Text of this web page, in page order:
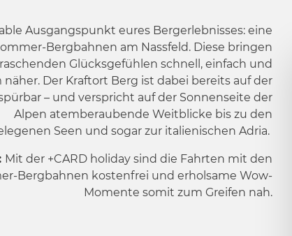
Ausgangspunkt eures Bergerlebnisses: eine
Bergbahnen am Nassfeld. Diese bringen
Glücksgefühlen schnell, einfach und
näher. Der Kraftort Berg ist dabei bereits auf der
– und verspricht auf der Sonnenseite der
Alpen atemberaubende Weitblicke bis zu den
Seen und sogar zur italienischen Adria.
Mit der +CARD holiday sind die Fahrten mit den
Bergbahnen kostenfrei und erholsame Wow-
Momente somit zum Greifen nah.